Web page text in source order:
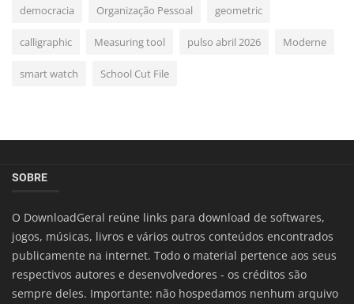
democracia Organização Pessoal geometric
calligraphic Measuring tool pulso abril 2026 Moderne
smart watch School Cut File
SOBRE
O DownloadGeral reúne links para download de softwares,
jogos, músicas, livros e vários outros conteúdos encontrados
publicamente na internet. Todo o material pertence aos seus
respectivos autores e desenvolvedores - os créditos são
sempre deles. Importante: não hospedamos nenhum arquivo